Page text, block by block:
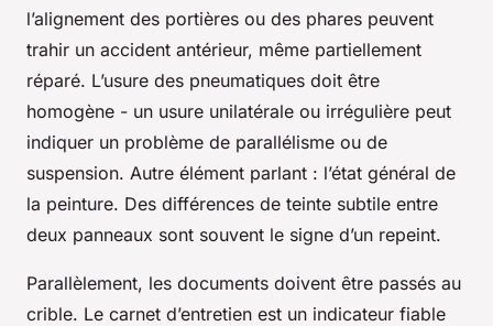
l’alignement des portières ou des phares peuvent
trahir un accident antérieur, même partiellement
réparé. L’usure des pneumatiques doit être
homogène - un usure unilatérale ou irrégulière peut
indiquer un problème de parallélisme ou de
suspension. Autre élément parlant : l’état général de
la peinture. Des différences de teinte subtile entre
deux panneaux sont souvent le signe d’un repeint.
Parallèlement, les documents doivent être passés au
crible. Le carnet d’entretien est un indicateur fiable